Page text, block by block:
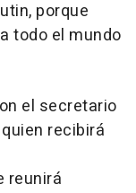
porque
todo el mundo
el secretario
recibirá
reunirá